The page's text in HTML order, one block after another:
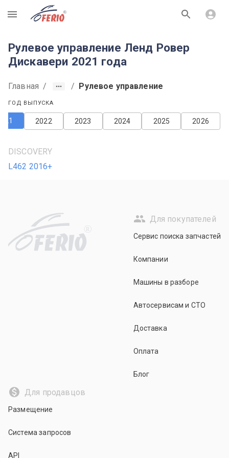
R
Рулевое управление Ленд Ровер
Дискавери 2021 года
Главная / / Рулевое управление
ГОД ВЫПУСКА
2026
2025
2024
2023
2022
DISCOVERY
L462 2016+
R
Для покупателей
Сервис поиска запчастей
Компании
Машины в разборе
Автосервисам и СТО
Доставка
Оплата
Блог
Для продавцов
Размещение
Система запросов
API